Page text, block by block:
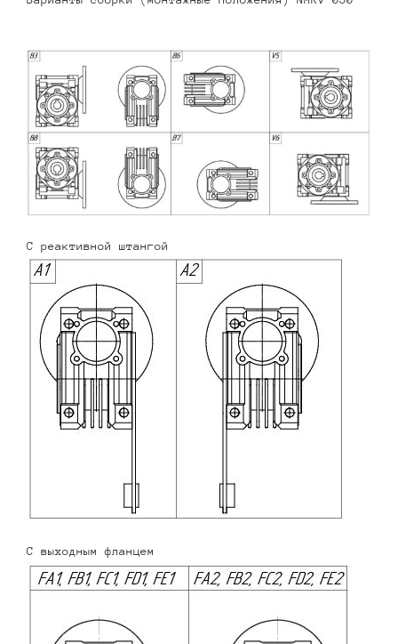
С реактивной штангой
С выходным фланцем